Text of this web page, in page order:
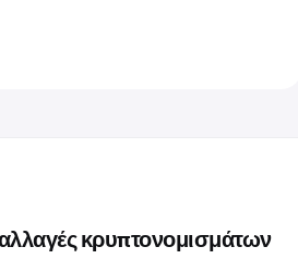
κρυπτονομισμάτων